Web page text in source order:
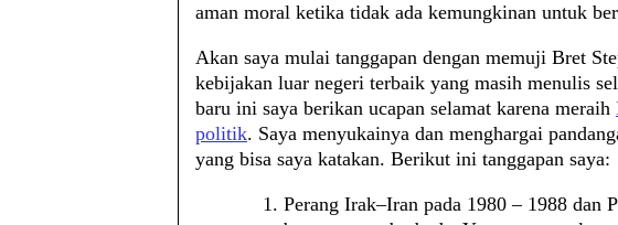
aman moral ketika tidak ada kemungkinan untuk
Akan saya mulai tanggapan dengan memuji Bret
kebijakan luar negeri terbaik yang masih menulis
baru ini saya berikan ucapan selamat karena meraih
politik. Saya menyukainya dan menghargai
yang bisa saya katakan. Berikut ini tanggapan saya:
Perang Irak–Iran pada 1980 – 1988 dan